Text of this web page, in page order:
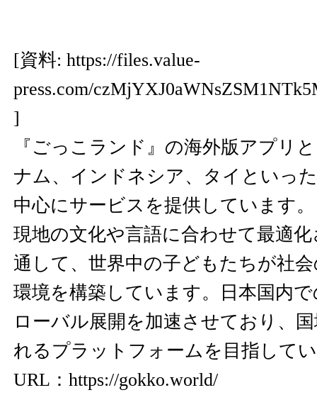
[資料: https://files.value-
press.com/
]
『ごっこランド』の海外版アプリ
ナム、インドネシア、タイといっ
中心にサービスを提供しています。
現地の文化や言語に合わせて最適
通して、世界中の子どもたちが社
環境を構築しています。日本国内
ローバル展開を加速させており、
れるプラットフォームを目指して
URL： https://gokko.world/